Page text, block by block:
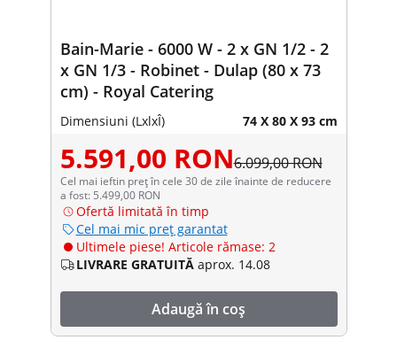
Bain-Marie - 6000 W - 2 x GN 1/2 - 2
x GN 1/3 - Robinet - Dulap (80 x 73
cm) - Royal Catering
Dimensiuni (LxlxÎ) 74 X 80 X 93 cm
5.591,00 RON6.099,00 RON
Cel mai ieftin preț în cele 30 de zile înainte de reducere
a fost: 5.499,00 RON
Ofertă limitată în timp
Cel mai mic preț garantat
Ultimele piese! Articole rămase: 2
LIVRARE GRATUITĂ aprox. 14.08
Adaugă în coș